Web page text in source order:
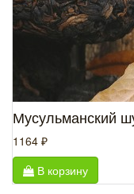
Мусульманский
1164 ₽
В корзину